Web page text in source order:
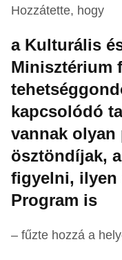
Hozzátette, hogy
a Kulturális
Minisztérium
kapcsolódó
vannak olyan
ösztöndíjak,
figyelni, ilyen
Program is
– fűzte hozzá a